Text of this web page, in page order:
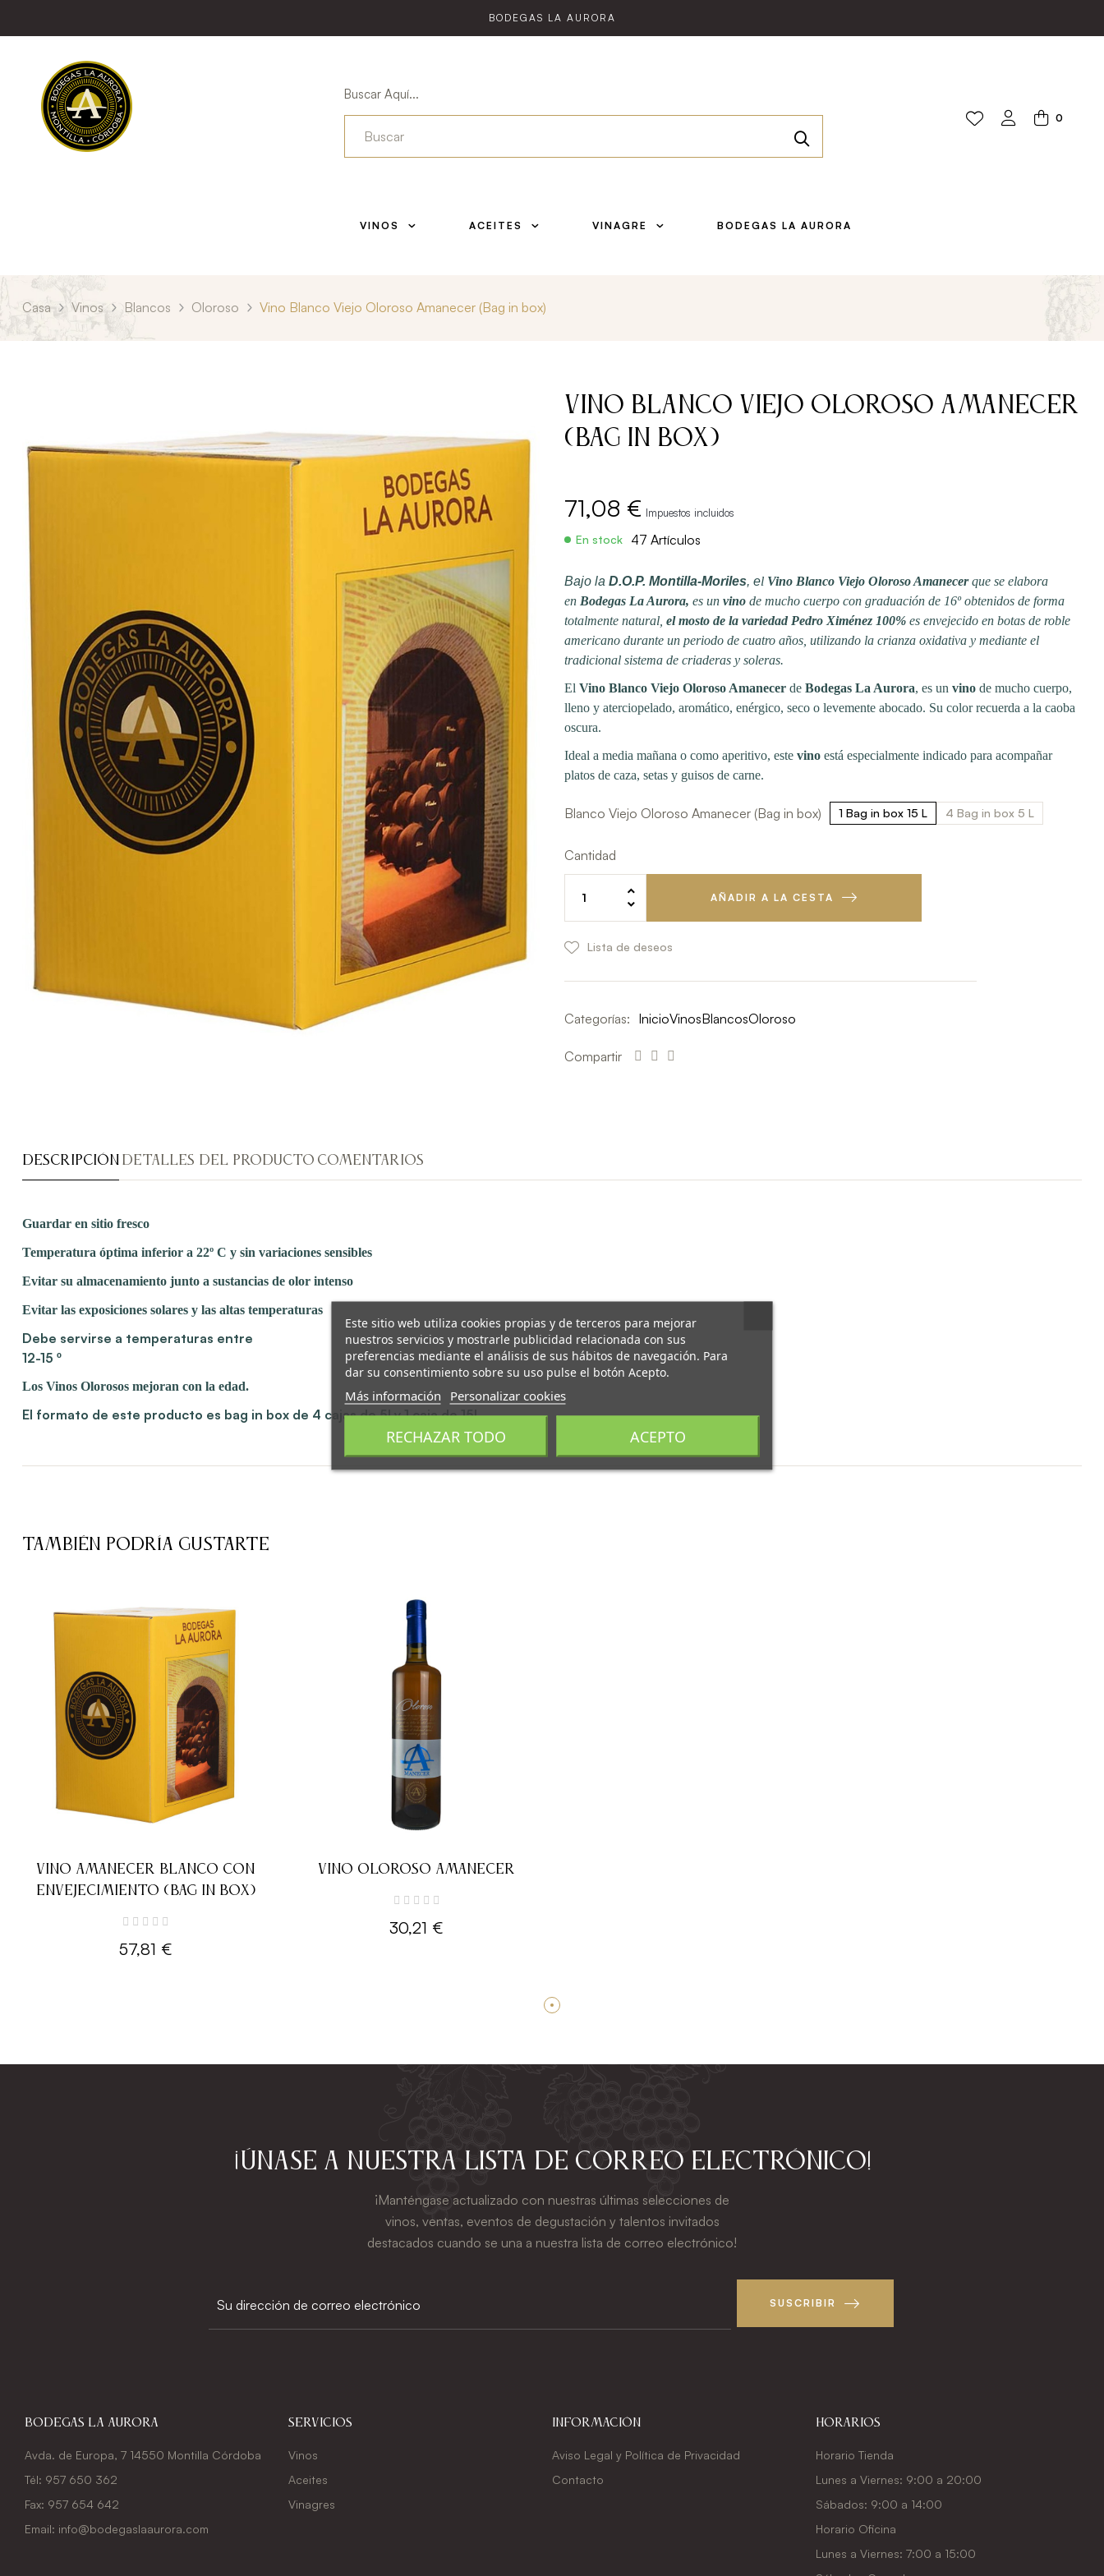
BODEGAS LA AURORA
Buscar Aquí...
0
VINOS ACEITES VINAGRE BODEGAS LA AURORA
Casa Vinos Blancos Oloroso Vino Blanco Viejo Oloroso Amanecer (Bag in box)
Vino Blanco Viejo Oloroso Amanecer
(Bag in box)
71,08 € Impuestos incluidos
En stock 47 Artículos
Bajo la D.O.P. Montilla-Moriles, el Vino Blanco Viejo Oloroso Amanecerque se elabora
en Bodegas La Aurora, es un vino de mucho cuerpo con graduación de 16º obtenidos de forma
totalmente natural, el mosto de la variedad Pedro Ximénez 100% es envejecido en botas de roble
americano durante un periodo de cuatro años, utilizando la crianza oxidativa y mediante el
tradicional sistema de criaderas y soleras.
El Vino Blanco Viejo Oloroso Amanecer de Bodegas La Aurora, es un vino de mucho cuerpo,
lleno y aterciopelado, aromático, enérgico, seco o levemente abocado. Su color recuerda a la caoba
oscura.
Ideal a media mañana o como aperitivo, este vino está especialmente indicado para acompañar
platos de caza, setas y guisos de carne.
Blanco Viejo Oloroso Amanecer (Bag in box) 1 Bag in box 15 L 4 Bag in box 5 L
Cantidad
AÑADIR A LA CESTA
Lista de deseos
Categorías: InicioVinosBlancosOloroso
Compartir
DESCRIPCIÓN DETALLES DEL PRODUCTO COMENTARIOS
Guardar en sitio fresco
Temperatura óptima inferior a 22º C y sin variaciones sensibles
Evitar su almacenamiento junto a sustancias de olor intenso
Evitar las exposiciones solares y las altas temperaturas
Debe servirse a temperaturas entre
12-15 º
Los Vinos Olorosos mejoran con la edad.
El formato de este producto es bag in box de 4 cajas de 5l y 1 caja de 15l.
TAMBIÉN PODRÍA GUSTARTE
VINO AMANECER BLANCO CON
ENVEJECIMIENTO (BAG IN BOX)
57,81 €
VINO OLOROSO AMANECER
30,21 €
¡Únase a nuestra lista de correo electrónico!
¡Manténgase actualizado con nuestras últimas selecciones de
vinos, ventas, eventos de degustación y talentos invitados
destacados cuando se una a nuestra lista de correo electrónico!
SUSCRIBIR
Bodegas La Aurora
Avda. de Europa, 7 14550 Montilla Córdoba
Tél: 957 650 362
Fax: 957 654 642
Email: info@bodegaslaaurora.com
Servicios
Vinos
Aceites
Vinagres
Información
Aviso Legal y Política de Privacidad
Contacto
Horarios
Horario Tienda
Lunes a Viernes: 9:00 a 20:00
Sábados: 9:00 a 14:00
Horario Oficina
Lunes a Viernes: 7:00 a 15:00
Este sitio web utiliza cookies propias y de terceros para mejorar
nuestros servicios y mostrarle publicidad relacionada con sus
preferencias mediante el análisis de sus hábitos de navegación. Para
dar su consentimiento sobre su uso pulse el botón Acepto.
Más información Personalizar cookies
RECHAZAR TODO ACEPTO